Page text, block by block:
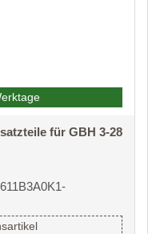
für GBH 3-28